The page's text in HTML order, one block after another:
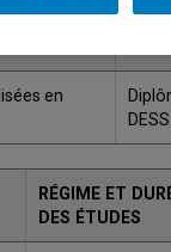
en
DESS
RÉGIME ET
DES ÉTUDES